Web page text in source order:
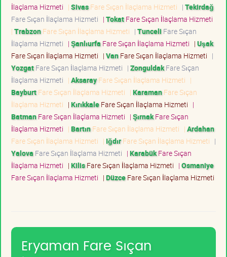
İlaçlama Hizmeti | SivasFare Sıçan İlaçlama Hizmeti | Tekirdağ
Fare Sıçan İlaçlama Hizmeti | TokatFare Sıçan İlaçlama Hizmeti
| TrabzonFare Sıçan İlaçlama Hizmeti | Tunceli Fare Sıçan
İlaçlama Hizmeti | Şanlıurfa Fare Sıçan İlaçlama Hizmeti | Uşak
Fare Sıçan İlaçlama Hizmeti | VanFare Sıçan İlaçlama Hizmeti |
YozgatFare Sıçan İlaçlama Hizmeti | ZonguldakFare Sıçan
İlaçlama Hizmeti | AksarayFare Sıçan İlaçlama Hizmeti |
BayburtFare Sıçan İlaçlama Hizmeti | KaramanFare Sıçan
İlaçlama Hizmeti | KırıkkaleFare Sıçan İlaçlama Hizmeti |
BatmanFare Sıçan İlaçlama Hizmeti | ŞırnakFare Sıçan
İlaçlama Hizmeti | BartınFare Sıçan İlaçlama Hizmeti | Ardahan
Fare Sıçan İlaçlama Hizmeti | IğdırFare Sıçan İlaçlama Hizmeti |
Yalova Fare Sıçan İlaçlama Hizmeti | KarabükFare Sıçan
İlaçlama Hizmeti | KilisFare Sıçan İlaçlama Hizmeti | Osmaniye
Fare Sıçan İlaçlama Hizmeti | DüzceFare Sıçan İlaçlama Hizmeti
Eryaman Fare Sıçan